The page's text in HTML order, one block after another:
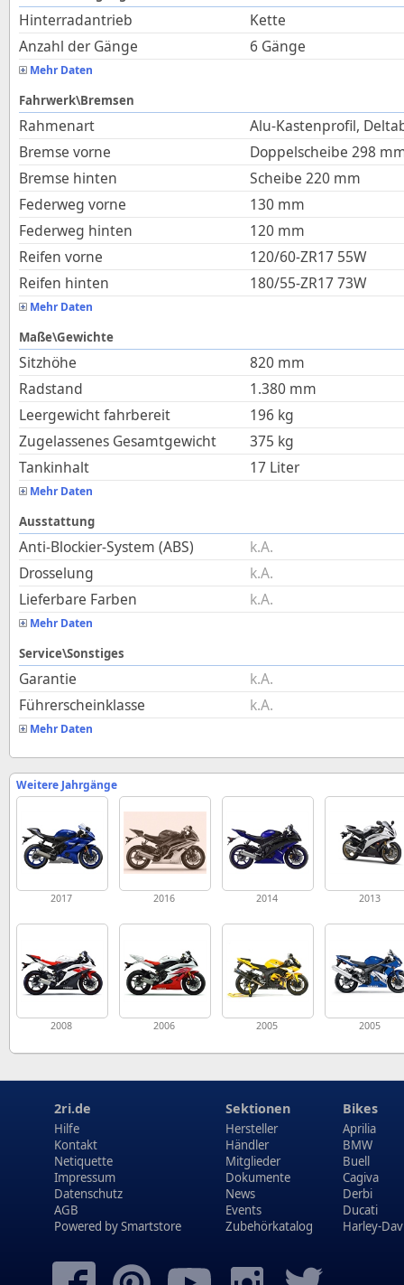
Hinterradantrieb
Kette
Anzahl der Gänge
6 Gänge
Mehr Daten
Fahrwerk\Bremsen
Rahmenart
Alu-Kastenprofil,
Bremse vorne
Doppelscheibe 298
Bremse hinten
Scheibe 220 mm
Federweg vorne
130 mm
Federweg hinten
120 mm
Reifen vorne
120/60-ZR17 55W
Reifen hinten
180/55-ZR17 73W
Mehr Daten
Maße\Gewichte
Sitzhöhe 820 mm
Radstand
1.380 mm
Leergewicht fahrbereit
196 kg
Zugelassenes Gesamtgewicht
375 kg
Tankinhalt
17 Liter
Mehr Daten
Ausstattung
Anti-Blockier-System (ABS)
k.A.
Drosselung
k.A.
Lieferbare Farben
k.A.
Mehr Daten
Service\Sonstiges
Garantie
k.A.
Führerscheinklasse
k.A.
Mehr Daten
Weitere Jahrgänge
2017 2016 2014 2013
2008 2006 2005 2005
2ri.de
Hilfe
Kontakt
Netiquette
Impressum
Datenschutz
AGB
Powered bySmartstore
Sektionen
Hersteller
Händler
Mitglieder
Dokumente
News
Events
Zubehörkatalog
Bikes
Aprilia
BMW
Buell
Cagiva
Derbi
Ducati
Harley-